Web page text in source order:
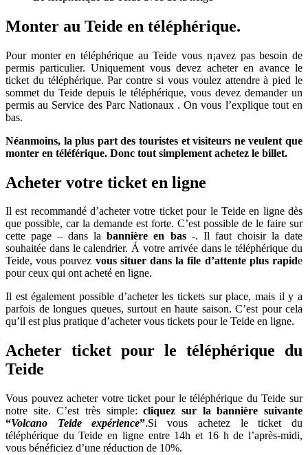
Monter au Teide en téléphérique.
Pour monter en téléphérique au Teide vous n¡avez pas besoin de
permis particulier. Uniquement vous devez acheter en avance le
ticket du téléphérique. Par contre si vous voulez attendre à pied le
sommet du Teide depuis le téléphérique, vous devez demander un
permis au Service des Parc Nationaux . On vous l’explique tout en
bas.
Néanmoins, la plus part des touristes et visiteurs ne veulent que
monter en téléférique. Donc tout simplement achetez le billet.
Acheter votre ticket en ligne
Il est recommandé d’acheter votre ticket pour le Teide en ligne dès
que possible, car la demande est forte. C’est possible de le faire sur
cette page – dans la bannière en bas-. Il faut choisir la date
souhaitée dans le calendrier. Á votre arrivée dans le téléphérique du
Teide, vous pouvez vous situer dans la file d’attente plus rapide
pour ceux qui ont acheté en ligne.
Il est également possible d’acheter les tickets sur place, mais il y a
parfois de longues queues, surtout en haute saison. C’est pour cela
qu’il est plus pratique d’acheter vous tickets pour le Teide en ligne.
Acheter ticket pour le téléphérique du
Teide
Vous pouvez acheter votre ticket pour le téléphérique du Teide sur
notre site. C’est très simple:cliquez sur la bannière suivante
“Volcano Teide expérience”.Si vous achetez le ticket du
téléphérique du Teide en ligne entre 14h et 16 h de l’après-midi,
vous bénéficiez d’une réduction de 10%.